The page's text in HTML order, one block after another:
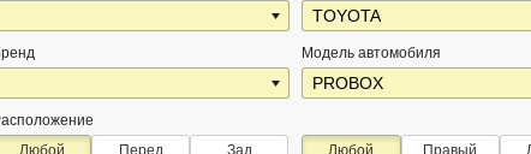
Модель автомобиля
Любой
Перед Зад Любой Правый